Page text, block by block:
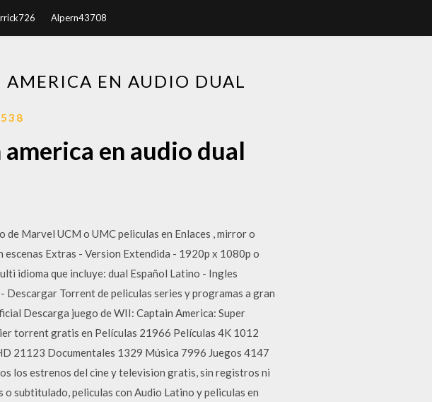
Alpern43708
AMERICA EN AUDIO DUAL
en audio dual
Marvel UCM o UMC peliculas en Enlaces , mirror o
Extras - Version Extendida - 1920p x 1080p o
idioma que incluye: dual Español Latino - Ingles
Torrent de peliculas series y programas a gran
Descarga juego de WII: Captain America: Super
torrent gratis en Películas 21966 Películas 4K 1012
21123 Documentales 1329 Música 7996 Juegos 4147
los estrenos del cine y television gratis, sin registros ni
subtitulado, peliculas con Audio Latino y peliculas en